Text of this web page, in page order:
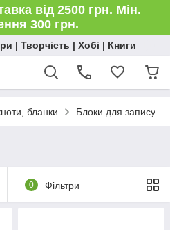
від 2500 грн. Мін.
300 грн.
| Творчість | Хобі | Книги
бланки Блоки для запису
0 Фільтри